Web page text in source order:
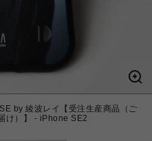
by 綾波レイ【受注生産商品（ご
け）】 - iPhone SE2